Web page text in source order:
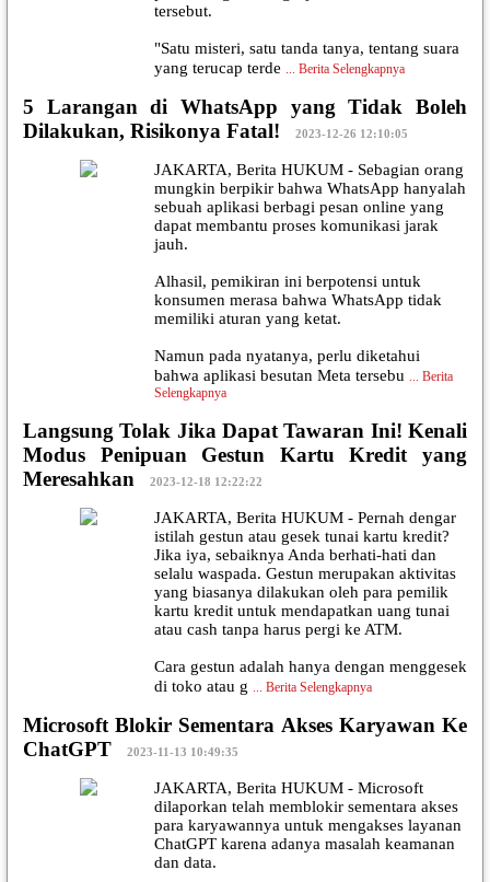
tersebut.
"Satu misteri, satu tanda tanya, tentang suara
yang terucap terde
Berita Selengkapnya
5 Larangan di WhatsApp yang Tidak Boleh
Dilakukan, Risikonya Fatal!
2023-12-26 12:10:05
JAKARTA, Berita HUKUM - Sebagian orang
mungkin berpikir bahwa WhatsApp hanyalah
sebuah aplikasi berbagi pesan online yang
dapat membantu proses komunikasi jarak
jauh.
Alhasil, pemikiran ini berpotensi untuk
konsumen merasa bahwa WhatsApp tidak
memiliki aturan yang ketat.
Namun pada nyatanya, perlu diketahui
bahwa aplikasi besutan Meta tersebu
Berita
Selengkapnya
Langsung Tolak Jika Dapat Tawaran Ini! Kenali
Modus Penipuan Gestun Kartu Kredit yang
Meresahkan
2023-12-18 12:22:22
JAKARTA, Berita HUKUM - Pernah dengar
istilah gestun atau gesek tunai kartu kredit?
Jika iya, sebaiknya Anda berhati-hati dan
selalu waspada. Gestun merupakan aktivitas
yang biasanya dilakukan oleh para pemilik
kartu kredit untuk mendapatkan uang tunai
atau cash tanpa harus pergi ke ATM.
Cara gestun adalah hanya dengan menggesek
di toko atau g
Berita Selengkapnya
Microsoft Blokir Sementara Akses Karyawan Ke
ChatGPT
2023-11-13 10:49:35
JAKARTA, Berita HUKUM - Microsoft
dilaporkan telah memblokir sementara akses
para karyawannya untuk mengakses layanan
ChatGPT karena adanya masalah keamanan
dan data.